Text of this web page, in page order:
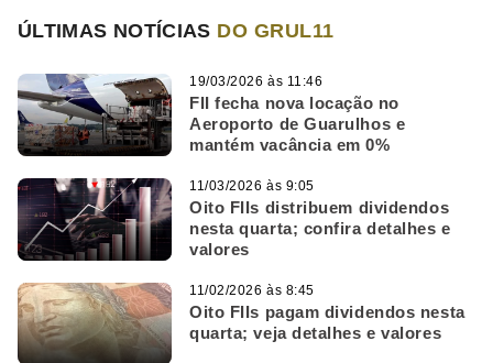
ÚLTIMAS NOTÍCIAS DO GRUL11
FII fecha nova locação no
Aeroporto de Guarulhos e
mantém vacância em 0%
19/03/2026 às 11:46
Oito FIIs distribuem dividendos
nesta quarta; confira detalhes e
valores
11/03/2026 às 9:05
Oito FIIs pagam dividendos nesta
quarta; veja detalhes e valores
11/02/2026 às 8:45